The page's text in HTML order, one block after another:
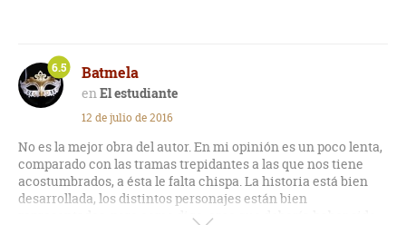
terminarla. De hecho, luego de ese final insípido, ponen un
epílogo que es peor y a mí me dejó en frío.
Este es el segundo libro que leo del autor, no conozco el resto
de su bibliografía, pero me parece que no es de lo mejor.
Es un libro chévere, para pasar el rato, pero nada más...
Batmela
El estudiante
6.5
12 de julio de 2016
No es la mejor obra del autor. En mi opinión es un poco lenta,
comparado con las tramas trepidantes a las que nos tiene
acostumbrados, a ésta le falta chispa. La historia está bien
desarrollada, los distintos personajes están bien
representados, pero como digo, creo que debería haber sido